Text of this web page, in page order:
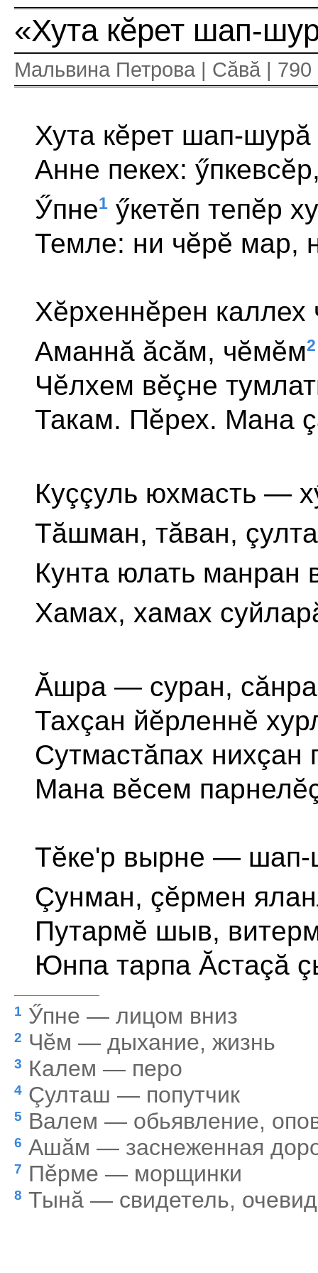
«Хута кĕрет шап-
Мальвина Петрова | Сăвă | 790
Хута кĕрет шап-шурă
Анне пекех:
Ӳпне1 ӳкетĕп тепĕр
Темле: ни чĕрĕ мар,
Хĕрхеннĕрен каллех
Аманнă ăсăм, чĕмĕм2
Чĕлхем вĕçне
Такам. Пĕрех. Мана
Куççуль юхмасть —
Тăшман, тăван,
Кунта юлать манран
Хамах, хамах
Ăшра — суран,
Тахçан йĕрленнĕ
Сутмастăпах
Мана вĕсем
Тĕке'р вырне —
Çунман, çĕрмен
Путармĕ шыв,
Юнпа тарпа Ăстаçă
1 Ӳпне — лицом вниз
2 Чĕм — дыхание, жизнь
3 Калем — перо
4 Çулташ — попутчик
5 Валем — обьявление,
6 Ашăм — заснеженная
7 Пĕрме — морщинки
8 Тынă — свидетель,